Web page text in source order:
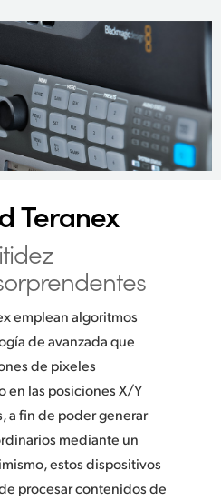
Teranex
emplean algoritmos
de avanzada que
de pixeles
en las posiciones X/Y
a fin de poder generar
mediante un
estos dispositivos
procesar contenidos de